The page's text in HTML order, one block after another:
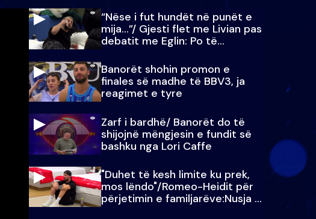
“Nëse i fut hundët në punët e
mija…”/ Gjesti flet me Livian pas
debatit me Eglin: Po të
paralajmëroj
Banorët shohin promon e
finales së madhe të BBV3, ja
reagimet e tyre
Zarf i bardhë/ Banorët do të
shijojnë mëngjesin e fundit së
bashku nga Lori Caffe
"Duhet të kesh limite ku prek,
mos lëndo"/Romeo-Heidit për
përjetimin e familjarëve:Nusja e
Julit…